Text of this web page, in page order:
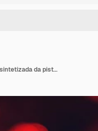
O interior do café bloqueia a passagem para a luz de fundo sintetizada da pista de dança